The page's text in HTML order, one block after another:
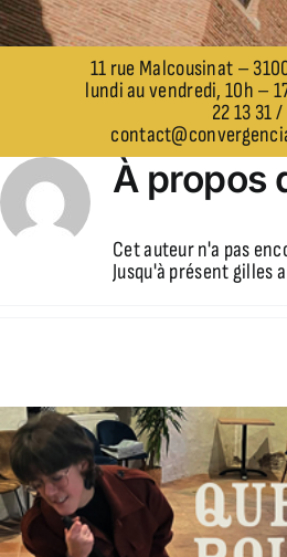
11 rue Malcousinat –
lundi au vendredi, 10h –
22 13 31 /
À propos
Cet auteur n'a pas
Jusqu'à présent gilles